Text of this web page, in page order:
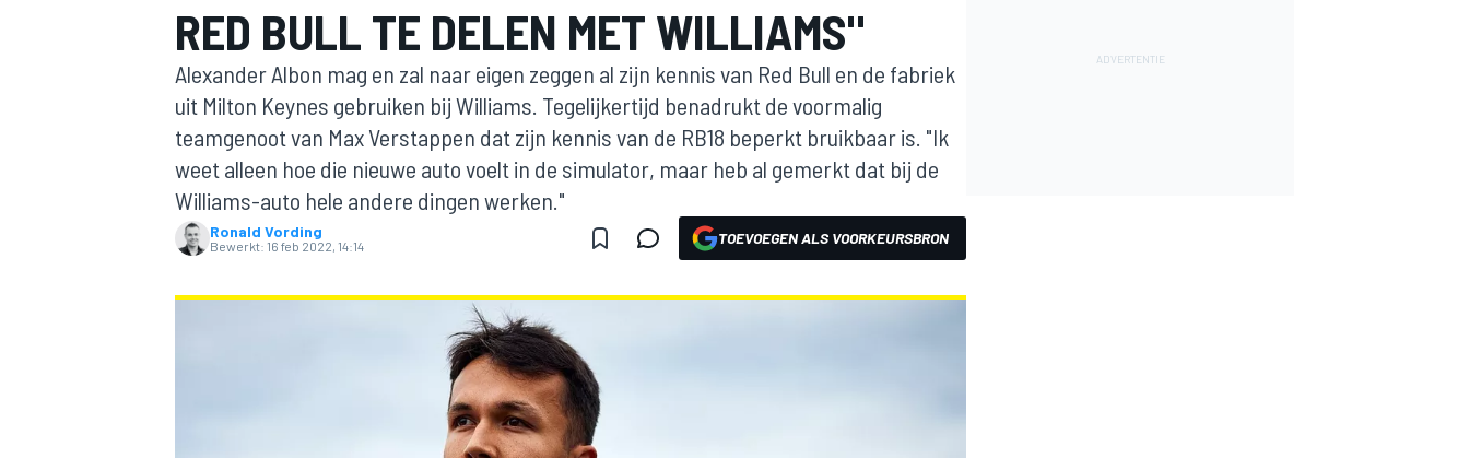
MOTOGP
RED BULL TE DELEN MET WILLIAMS"
Alexander Albon mag en zal naar eigen zeggen al zijn kennis van Red Bull en de fabriek
uit Milton Keynes gebruiken bij Williams. Tegelijkertijd benadrukt de voormalig
teamgenoot van Max Verstappen dat zijn kennis van de RB18 beperkt bruikbaar is. "Ik
weet alleen hoe die nieuwe auto voelt in de simulator, maar heb al gemerkt dat bij de
Williams-auto hele andere dingen werken."
Ronald Vording
Bewerkt: 16 feb 2022, 14:14 TOEVOEGEN ALS VOORKEURSBRON